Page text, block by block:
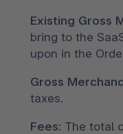
Existing Gross
bring to the
upon in the
Gross
taxes.
Fees: The total